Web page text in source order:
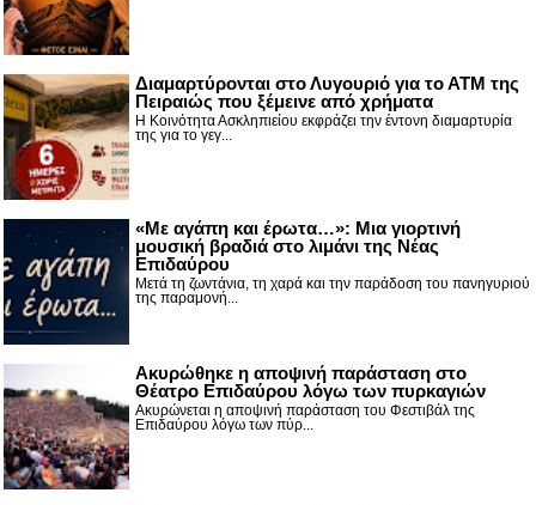
Διαμαρτύρονται στο Λυγουριό για το ΑΤΜ της
Πειραιώς που ξέμεινε από χρήματα
Η Κοινότητα Ασκληπιείου εκφράζει την έντονη διαμαρτυρία
της για το γεγ...
«Με αγάπη και έρωτα…»: Μια γιορτινή
μουσική βραδιά στο λιμάνι της Νέας
Επιδαύρου
Μετά τη ζωντάνια, τη χαρά και την παράδοση του πανηγυριού
της παραμονή...
Ακυρώθηκε η αποψινή παράσταση στο
Θέατρο Επιδαύρου λόγω των πυρκαγιών
Ακυρώνεται η αποψινή παράσταση του Φεστιβάλ της
Επιδαύρου λόγω των πύρ...